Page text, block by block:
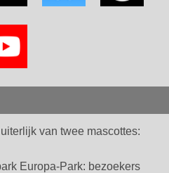
van twee mascottes:
Europa-Park: bezoekers